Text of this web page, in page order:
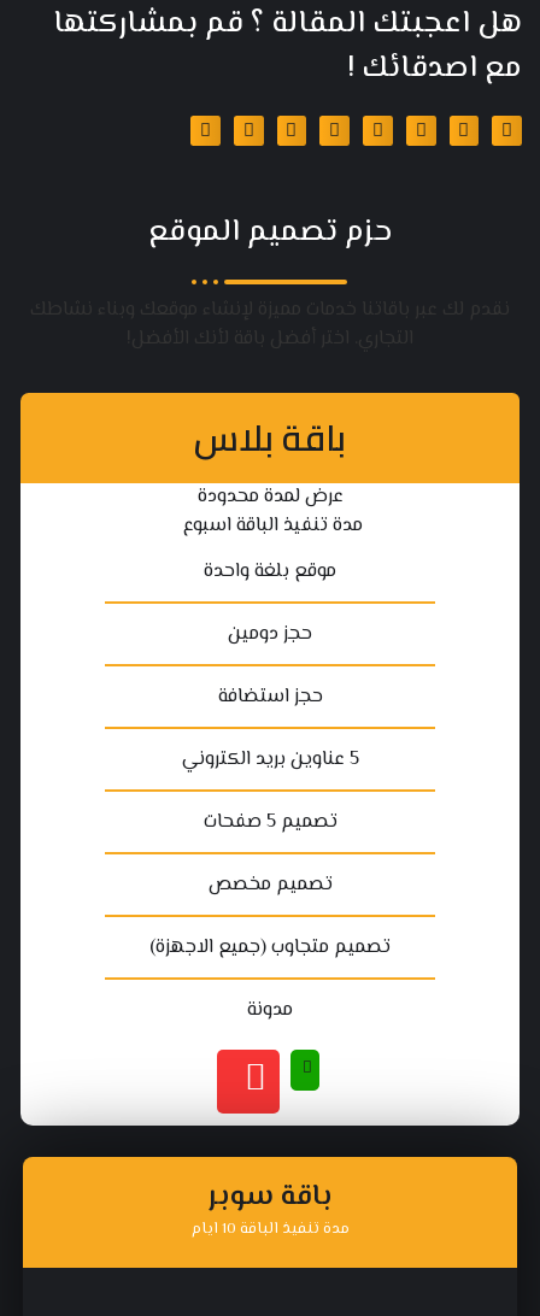
هل اعجبتك المقالة ؟ قم بمشاركتها
مع اصدقائك !
حزم تصميم الموقع
نقدم لك عبر باقاتنا خدمات مميزة لإنشاء موقعك وبناء نشاطك
التجاري. اختر أفضل باقة لأنك الأفضل!
باقة بلاس
عرض لمدة محدودة
مدة تنفيذ الباقة اسبوع
موقع بلغة واحدة
حجز دومين
حجز استضافة
5 عناوين بريد الكتروني
تصميم 5 صفحات
تصميم مخصص
تصميم متجاوب (جميع الاجهزة)
مدونة
باقة سوبر
مدة تنفيذ الباقة 10 ايام